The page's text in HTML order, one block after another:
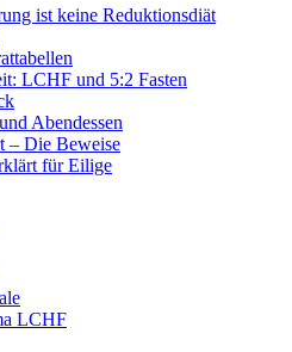
ist keine Reduktionsdiät
LCHF und 5:2 Fasten
Abendessen
– Die Beweise
für Eilige
LCHF